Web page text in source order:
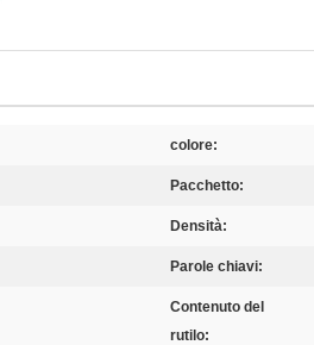
colore:
Pacchetto:
Densità:
Parole chiavi:
Contenuto del
rutilo: